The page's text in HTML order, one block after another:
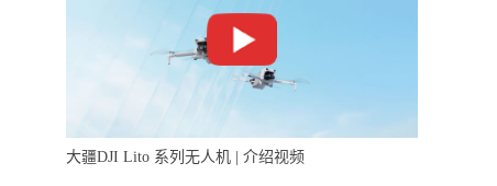
大疆DJI Lito 系列无人机 | 介绍视频